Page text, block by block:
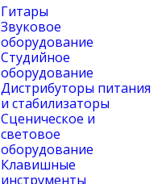
Гитары
Звуковое
оборудование
Студийное
оборудование
Дистрибуторы питания
и стабилизаторы
Сценическое и
световое
оборудование
Клавишные
инструменты